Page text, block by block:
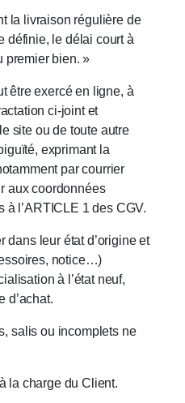
la livraison régulière de
définie, le délai court à
premier bien. »
être exercé en ligne, à
ci-joint et
site ou de toute autre
exprimant la
par courrier
aux coordonnées
l’ARTICLE 1 des CGV.
dans leur état d’origine et
notice…)
à l’état neuf,
d’achat.
salis ou incomplets ne
la charge du Client.